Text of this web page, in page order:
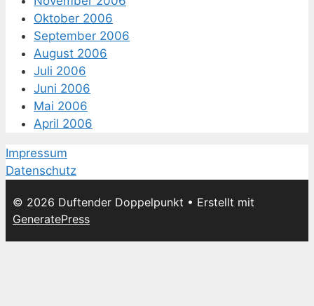
Oktober 2006
September 2006
August 2006
Juli 2006
Juni 2006
Mai 2006
April 2006
Impressum
Datenschutz
© 2026 Duftender Doppelpunkt • Erstellt mit
GeneratePress